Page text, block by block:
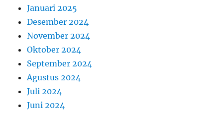
Januari 2025
Desember 2024
November 2024
Oktober 2024
September 2024
Agustus 2024
Juli 2024
Juni 2024